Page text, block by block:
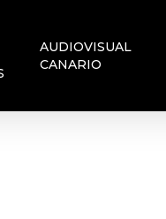
AUDIOVISUAL
CANARIO